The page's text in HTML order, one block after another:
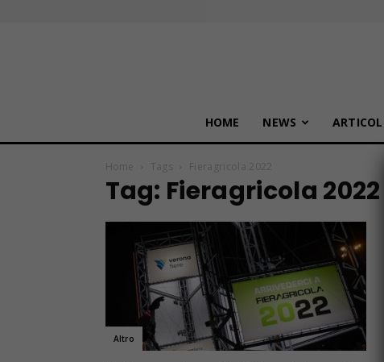
HOME NEWS
Home Tags Fieragricola 2022
Tag: Fieragricola 2022
Altro